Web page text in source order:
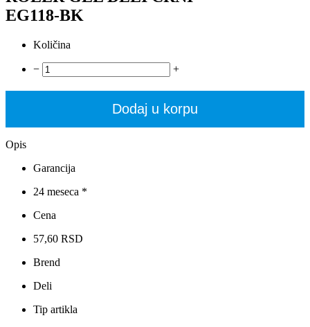
EG118-BK
Količina
− +
Dodaj u korpu
Opis
Garancija
24 meseca *
Cena
57,60 RSD
Brend
Deli
Tip artikla